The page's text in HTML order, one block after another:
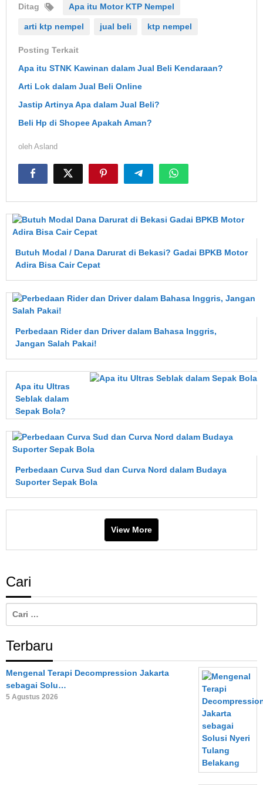
Ditag Apa itu Motor KTP Nempel
arti ktp nempel jual beli ktp nempel
Posting Terkait
Apa itu STNK Kawinan dalam Jual Beli Kendaraan?
Arti Lok dalam Jual Beli Online
Jastip Artinya Apa dalam Jual Beli?
Beli Hp di Shopee Apakah Aman?
oleh Asland
Butuh Modal / Dana Darurat di Bekasi? Gadai BPKB Motor
Adira Bisa Cair Cepat
Perbedaan Rider dan Driver dalam Bahasa Inggris,
Jangan Salah Pakai!
Apa itu Ultras
Seblak dalam
Sepak Bola?
Perbedaan Curva Sud dan Curva Nord dalam Budaya
Suporter Sepak Bola
View More
Cari
Terbaru
Mengenal Terapi Decompression Jakarta
sebagai Solu…
5 Agustus 2026